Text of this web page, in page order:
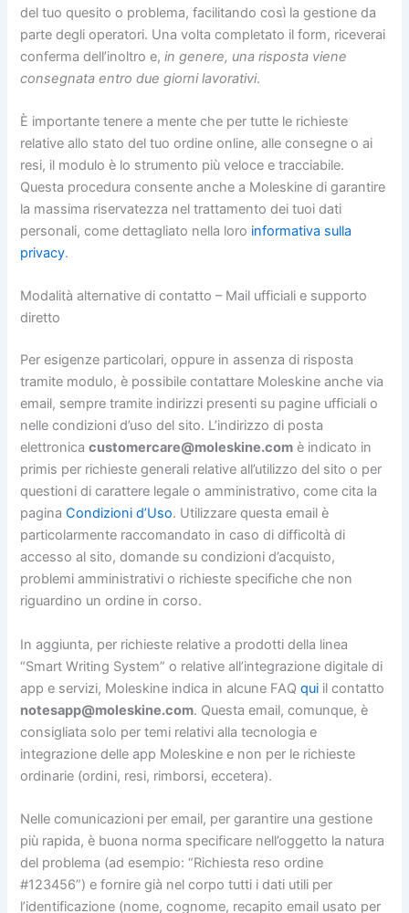
del tuo quesito o problema, facilitando così la gestione da
parte degli operatori. Una volta completato il form, riceverai
conferma dell’inoltro e,in genere, una risposta viene
consegnata entro due giorni lavorativi.
È importante tenere a mente che per tutte le richieste
relative allo stato del tuo ordine online, alle consegne o ai
resi, il modulo è lo strumento più veloce e tracciabile.
Questa procedura consente anche a Moleskine di garantire
la massima riservatezza nel trattamento dei tuoi dati
personali, come dettagliato nella loro informativa sulla
privacy.
Modalità alternative di contatto – Mail ufficiali e supporto
diretto
Per esigenze particolari, oppure in assenza di risposta
tramite modulo, è possibile contattare Moleskine anche via
email, sempre tramite indirizzi presenti su pagine ufficiali o
nelle condizioni d’uso del sito. L’indirizzo di posta
elettronicacustomercare@moleskine.com è indicato in
primis per richieste generali relative all’utilizzo del sito o per
questioni di carattere legale o amministrativo, come cita la
paginaCondizioni d’Uso. Utilizzare questa email è
particolarmente raccomandato in caso di difficoltà di
accesso al sito, domande su condizioni d’acquisto,
problemi amministrativi o richieste specifiche che non
riguardino un ordine in corso.
In aggiunta, per richieste relative a prodotti della linea
“Smart Writing System” o relative all’integrazione digitale di
app e servizi, Moleskine indica in alcune FAQqui il contatto
notesapp@moleskine.com. Questa email, comunque, è
consigliata solo per temi relativi alla tecnologia e
integrazione delle app Moleskine e non per le richieste
ordinarie (ordini, resi, rimborsi, eccetera).
Nelle comunicazioni per email, per garantire una gestione
più rapida, è buona norma specificare nell’oggetto la natura
del problema (ad esempio: “Richiesta reso ordine
#123456”) e fornire già nel corpo tutti i dati utili per
l’identificazione (nome, cognome, recapito email usato per